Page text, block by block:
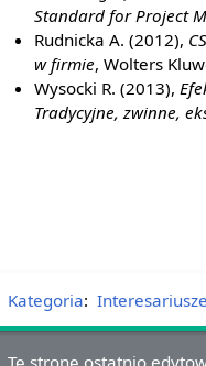
Standard for Project
Rudnicka A. (2012),
w firmie, Wolters
Wysocki R. (2013),
Tradycyjne, zwinne,
Kategoria: Interesariusze
Tę stronę ostatnio